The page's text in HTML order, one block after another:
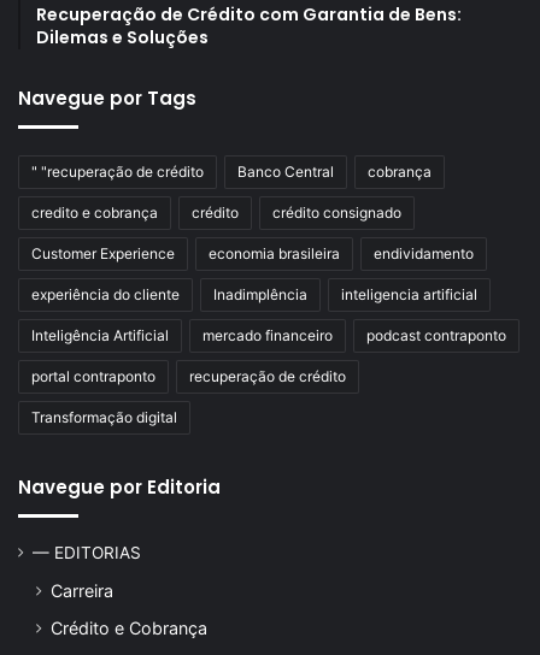
Recuperação de Crédito com Garantia de Bens:
Dilemas e Soluções
Navegue por Tags
" "recuperação de crédito Banco Central cobrança
credito e cobrança crédito crédito consignado
Customer Experience economia brasileira endividamento
experiência do cliente Inadimplência inteligencia artificial
Inteligência Artificial mercado financeiro podcast contraponto
portal contraponto recuperação de crédito
Transformação digital
Navegue por Editoria
— EDITORIAS
Carreira
Crédito e Cobrança